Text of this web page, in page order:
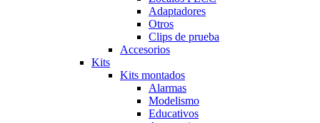
Adaptadores
Otros
Clips de prueba
Accesorios
Kits
Kits montados
Alarmas
Modelismo
Educativos